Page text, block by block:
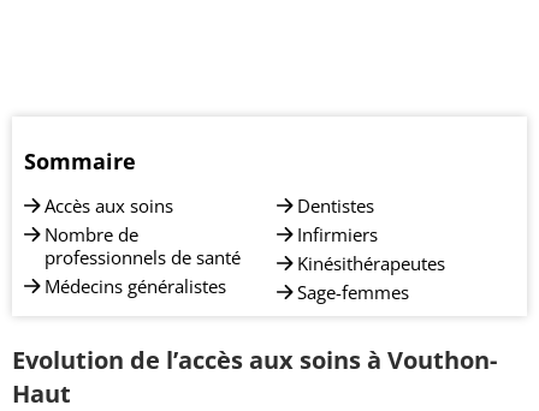
Sommaire
Accès aux soins
Nombre de
professionnels de santé
Médecins généralistes
Dentistes
Infirmiers
Kinésithérapeutes
Sage-femmes
Evolution de l’accès aux soins à Vouthon-
Haut